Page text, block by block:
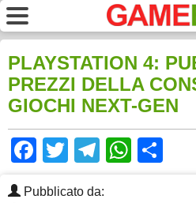
PLAYSTATION 4:
PREZZI DELLA
GIOCHI NEXT-GEN
Facebook
TwitterTelegram
Pubblicato da: